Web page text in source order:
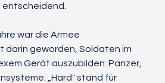
war die Armee
darin geworden, Soldaten im
Gerät auszubilden: Panzer,
„Hard" stand für